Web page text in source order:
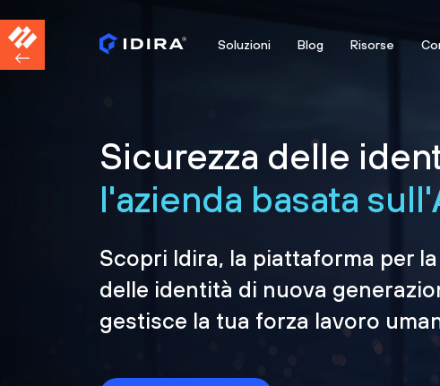
Soluzioni Blog Risorse
Sicurezza delle
l'azienda basata
Scopri Idira, la piattaforma per
delle identità di nuova
gestisce la tua forza lavoro